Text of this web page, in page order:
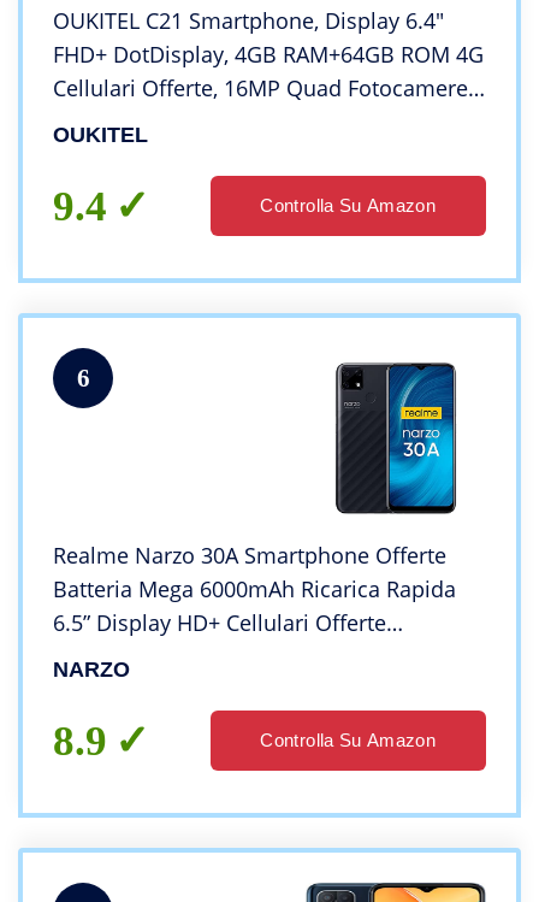
OUKITEL C21 Smartphone, Display 6.4″
FHD+ DotDisplay, 4GB RAM+64GB ROM 4G
Cellulari Offerte, 16MP Quad Fotocamere
Posteriori+Fotocamera Selfie 20 MP,
Nero
OUKITEL
9.4 Controlla Su Amazon
6
Realme Narzo 30A Smartphone Offerte
Batteria Mega 6000mAh Ricarica Rapida
6.5” Display HD+ Cellulari Offerte
4GB+64GB Espandibile Storage 13MP AI
NARZO
8.9 Controlla Su Amazon